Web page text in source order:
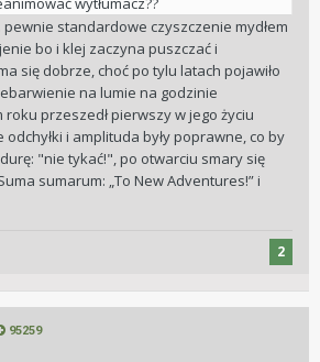
pewnie standardowe czyszczenie mydłem
bo i klej zaczyna puszczać i
się dobrze, choć po tylu latach pojawiło
na lumie na godzinie
roku przeszedł pierwszy w jego życiu
odchyłki i amplituda były poprawne, co by
"nie tykać!", po otwarciu smary się
sumarum: „To New Adventures!” i
2
95259